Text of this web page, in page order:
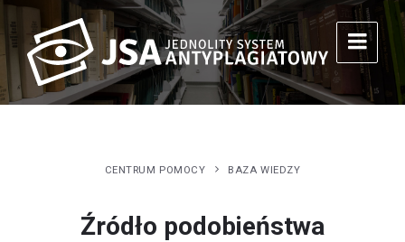
CENTRUM POMOCY BAZA WIEDZY
Źródło podobieństwa